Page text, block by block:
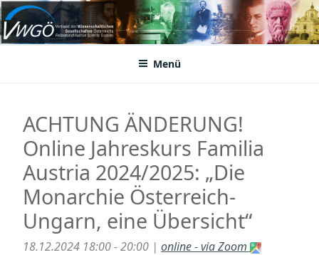
Zum
Inhalt
springenVWGÖ
Federation of Austrian Scientific Societies
Menü
ACHTUNG ÄNDERUNG!
Online Jahreskurs Familia
Austria 2024/2025: „Die
Monarchie Österreich-
Ungarn, eine Übersicht“
18.12.2024 18:00 - 20:00 | online - via Zoom